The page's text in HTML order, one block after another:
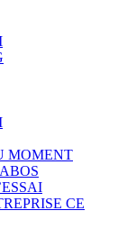
MOMENT
CE